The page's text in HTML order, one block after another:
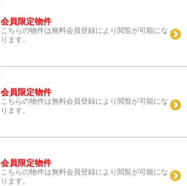
会員限定物件
こちらの物件は無料会員登録により閲覧が可能にな
ります。
会員限定物件
こちらの物件は無料会員登録により閲覧が可能にな
ります。
会員限定物件
こちらの物件は無料会員登録により閲覧が可能にな
ります。